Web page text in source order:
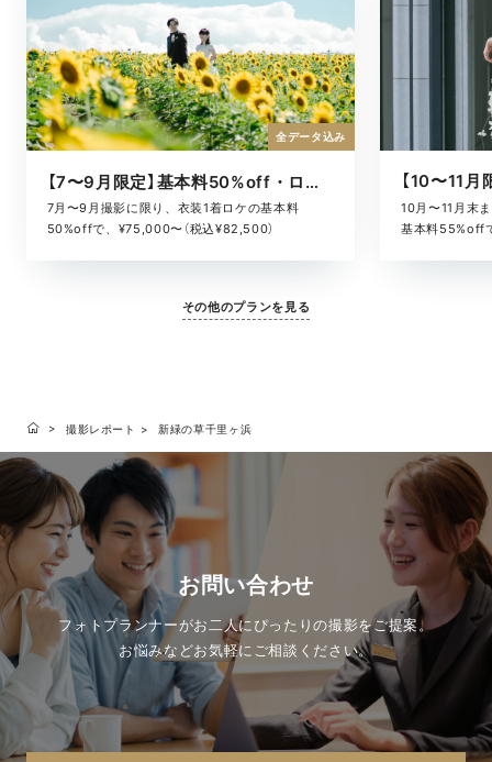
【7〜9月限定】基本料50%off・ロケキャンペーン
7月〜9月撮影に限り、衣装1着ロケの基本料
50%offで、¥75,000〜（税込¥82,500）
全データ込み
10月〜11月末
基本料55%off
その他のプランを見る
撮影レポート 新緑の草千里ヶ浜
お問い合わせ
フォトプランナーがお二人にぴったりの撮影をご提案。
お悩みなどお気軽にご相談ください。